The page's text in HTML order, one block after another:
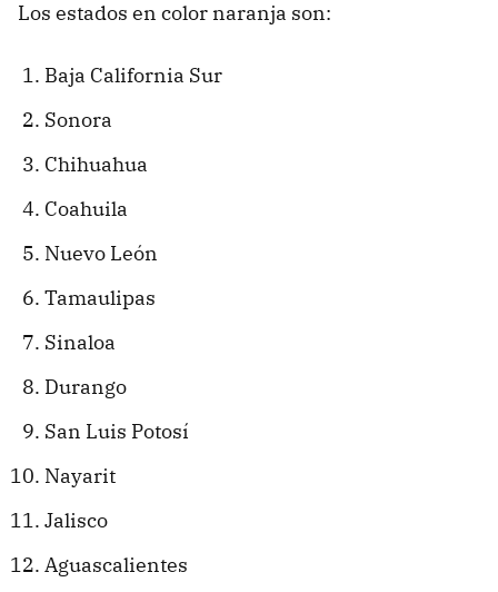
Los estados en color naranja son:
Baja California Sur
Sonora
Chihuahua
Coahuila
Nuevo León
Tamaulipas
Sinaloa
Durango
San Luis Potosí
Nayarit
Jalisco
Aguascalientes